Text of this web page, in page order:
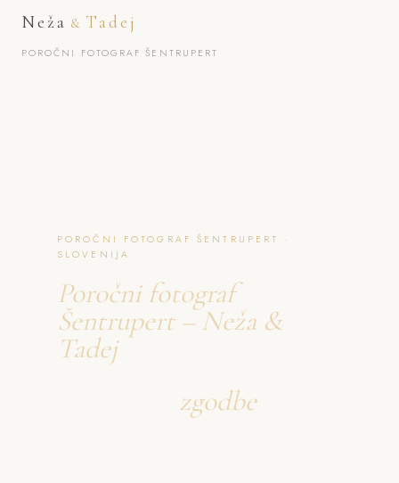
Neža & Tadej
POROČNI FOTOGRAF ŠENTRUPERT
POROČNI FOTOGRAF ŠENTRUPERT ·
SLOVENIJA
Poročni fotograf
Šentrupert – Neža &
Tadej
zgodbe
o poročno fotografiranje